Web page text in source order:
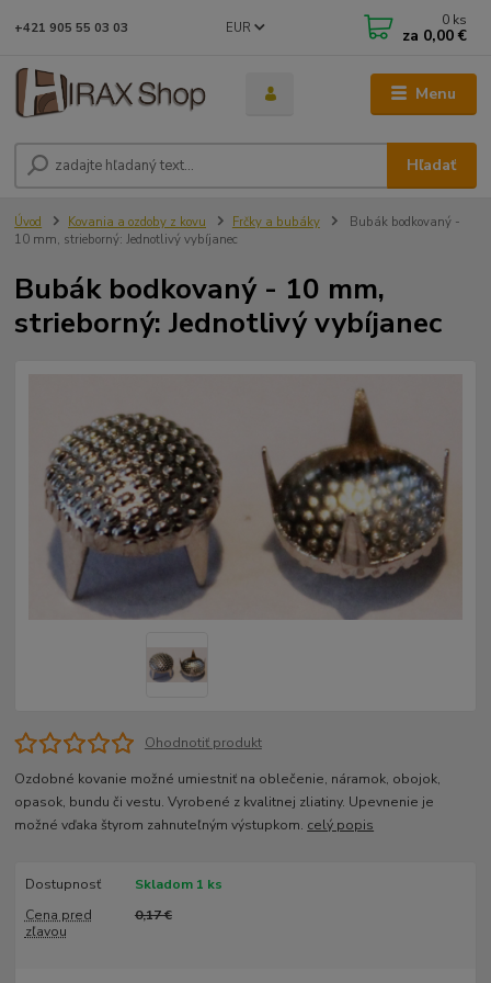
Menu
EUR
Hľadať
+421 905 55 03 03 0 ks
za 0,00 €
Úvod Kovania a ozdoby z kovu Frčky a bubáky
Bubák bodkovaný -
10 mm, strieborný: Jednotlivý vybíjanec
Bubák bodkovaný - 10 mm,
strieborný: Jednotlivý vybíjanec
Ohodnotiť produkt
Ozdobné kovanie možné umiestniť na oblečenie, náramok, obojok,
opasok, bundu či vestu. Vyrobené z kvalitnej zliatiny. Upevnenie je
možné vďaka štyrom zahnuteľným výstupkom. celý popis
Dostupnosť
Skladom 1 ks
Cena pred
zľavou
0,17 €